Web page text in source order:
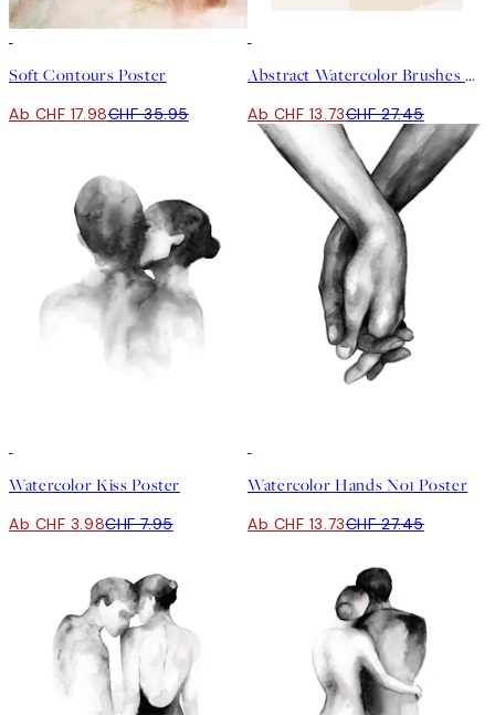
Soft Contours Poster
Ab CHF 17.98CHF 35.95
Abstract Watercolor Brushes No2 Poster
Ab CHF 13.73CHF 27.45
Watercolor Kiss Poster
Ab CHF 3.98CHF 7.95
Watercolor Hands No1 Poster
Ab CHF 13.73CHF 27.45